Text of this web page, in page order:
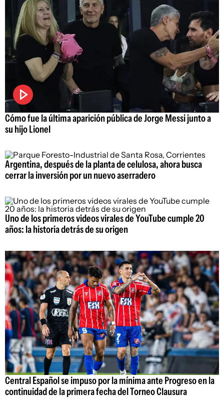
Cómo fue la última aparición pública de Jorge Messi junto a
su hijo Lionel
Argentina, después de la planta de celulosa, ahora busca
cerrar la inversión por un nuevo aserradero
Uno de los primeros videos virales de YouTube cumple 20
años: la historia detrás de su origen
Central Español se impuso por la mínima ante Progreso en la
continuidad de la primera fecha del Torneo Clausura